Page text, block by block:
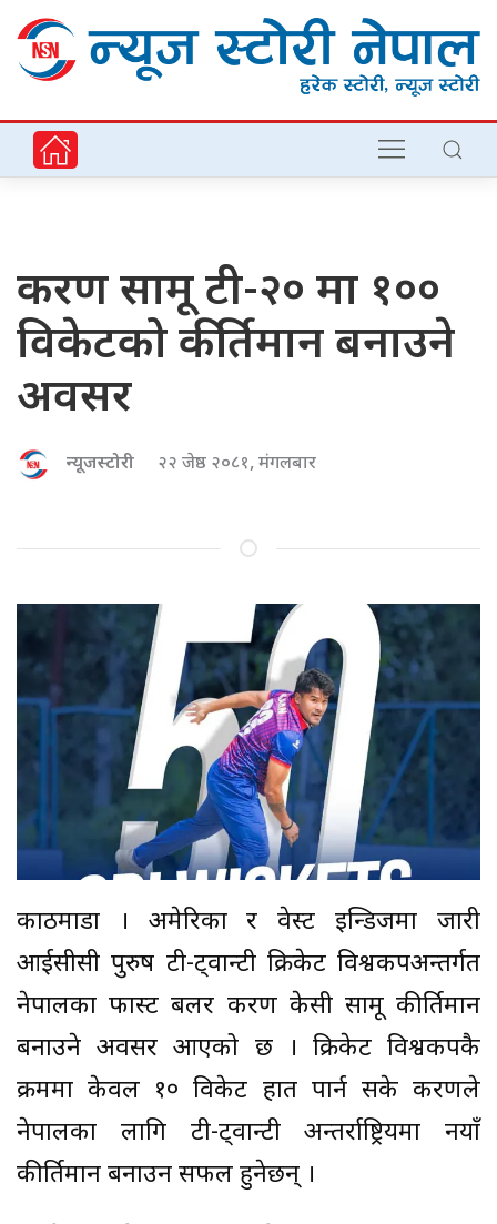
करण सामू टी-२० मा १००
विकेटको कीर्तिमान बनाउने
अवसर
न्यूजस्टोरी २२ जेष्ठ २०८१, मंगलबार
काठमाडौँ । अमेरिका र वेस्ट इन्डिजमा जारी
आईसीसी पुरुष टी-ट्वान्टी क्रिकेट विश्वकपअन्तर्गत
नेपालका फास्ट बलर करण केसी सामू कीर्तिमान
बनाउने अवसर आएको छ । क्रिकेट विश्वकपकै
क्रममा केवल १० विकेट हात पार्न सके करणले
नेपालका लागि टी-ट्वान्टी अन्तर्राष्ट्रियमा नयाँ
कीर्तिमान बनाउन सफल हुनेछन् ।